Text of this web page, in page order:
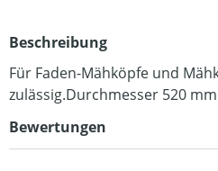
Beschreibung
Für Faden-Mähköpfe und
zulässig.Durchmesser 520
Bewertungen